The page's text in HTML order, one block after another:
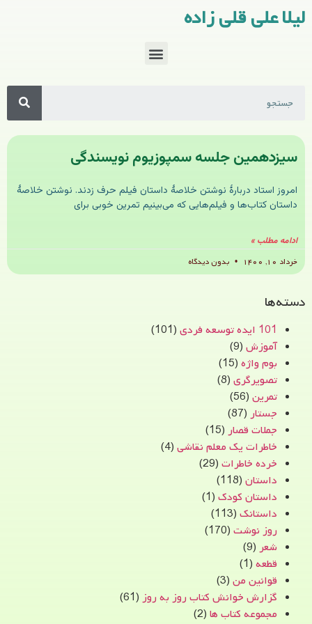
لیلا علی قلی زاده
سیزدهمین جلسه سمپوزیوم نویسندگی
امروز استاد دربارۀ نوشتن خلاصۀ داستان فیلم حرف زدند. نوشتن خلاصۀ
داستان کتاب‌ها و فیلم‌هایی که می‌بینیم تمرین خوبی برای
ادامه مطلب »
خرداد ۱۰, ۱۴۰۰
بدون دیدگاه
دسته‌ها
101 ایده توسعه فردی
(101)
آموزش (9)
بوم واژه (15)
تصویرگری (8)
تمرین (56)
جستار (87)
جملات قصار (15)
خاطرات یک معلم نقاشی (4)
خرده خاطرات (29)
داستان (118)
داستان کودک (1)
داستانک (113)
روز نوشت (170)
شعر (9)
قطعه (1)
قوانین من (3)
گزارش خوانش کتاب روز به روز (61)
مجموعه کتاب ها (2)